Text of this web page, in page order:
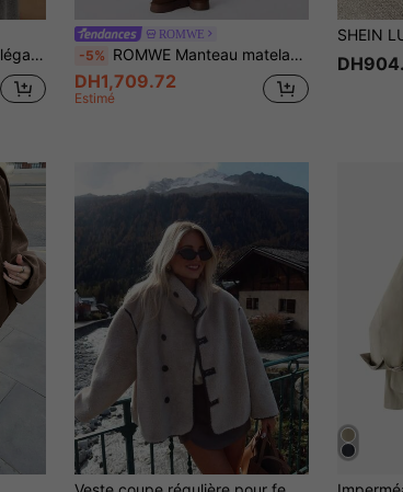
hiver
ROMWE
-5% ROMWE Manteau matelassé à capuche best-seller pour femmes, avec col en fourrure. Nouveau manteau matelassé hiver 2025
DH1,709.72
Estimé